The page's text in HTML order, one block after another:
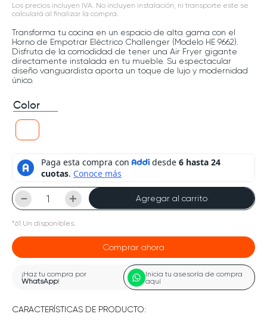
Los precios incluyen IVA. No incluyen instalación, ni transporte este se
calculará al finalizar la compra.
Transforma tu cocina en un espacio de alta gama con el
Horno de Empotrar Eléctrico Challenger (Modelo HE 9662).
Disfruta de la comodidad de tener una Air Fryer gigante
directamente instalada en tu mueble. Su espectacular
diseño vanguardista aporta un toque de lujo y modernidad
único.
Color
＋
－ Agregar al carrito
*61 Un disponibles.
Comprar ahora
¡Haz tu compra por
WhatsApp!
Inicia tu asesoría de compra
aquí
CARACTERÍSTICAS DE PRODUCTO: